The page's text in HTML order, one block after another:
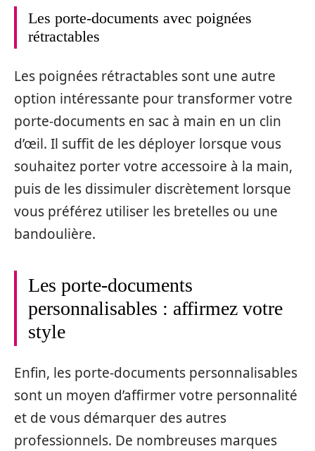
Les porte-documents avec poignées
rétractables
Les poignées rétractables sont une autre
option intéressante pour transformer votre
porte-documents en sac à main en un clin
d’œil. Il suffit de les déployer lorsque vous
souhaitez porter votre accessoire à la main,
puis de les dissimuler discrètement lorsque
vous préférez utiliser les bretelles ou une
bandoulière.
Les porte-documents
personnalisables : affirmez votre
style
Enfin, les porte-documents personnalisables
sont un moyen d’affirmer votre personnalité
et de vous démarquer des autres
professionnels. De nombreuses marques